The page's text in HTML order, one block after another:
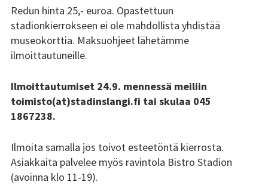
Tsilari 2019
Tsilari 2018
Tsilari 2017
Tsilari 2016
Tsilari 2015
Tsilari 2014
Tsilari 2013
Redun hinta 25,- euroa. Opastettuun
stadionkierrokseen ei ole mahdollista yhdistää
museokorttia. Maksuohjeet lähetämme
ilmoittautuneille.
Ilmoittautumiset 24.9. mennessä meiliin
toimisto(at)stadinslangi.fi tai skulaa 045
1867238.
Ilmoita samalla jos toivot esteetöntä kierrosta.
Asiakkaita palvelee myös ravintola Bistro Stadion
(avoinna klo 11-19).